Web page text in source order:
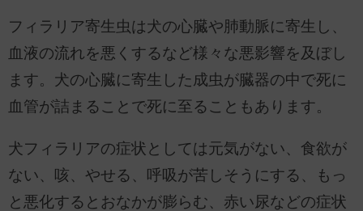
フィラリア寄生虫は犬の心臓や肺動脈に寄生し、
血液の流れを悪くするなど様々な悪影響を及ぼし
ます。犬の心臓に寄生した成虫が臓器の中で死に
血管が詰まることで死に至ることもあります。
犬フィラリアの症状としては元気がない、食欲が
ない、咳、やせる、呼吸が苦しそうにする、もっ
と悪化するとおなかが膨らむ、赤い尿などの症状